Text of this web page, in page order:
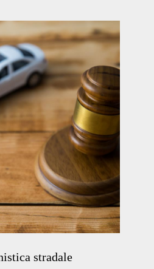
stradale